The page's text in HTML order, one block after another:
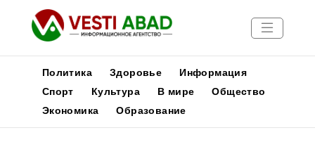
Новости
Политика Здоровье
Информация
Спорт
Культура В мире
Общество
Экономика
Образование